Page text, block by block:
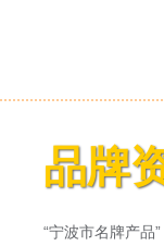
品牌
“宁波市名牌产品”